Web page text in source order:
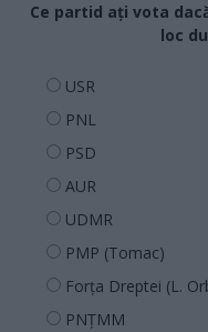
Ce partid ați vota
loc
USR
PNL
PSD
AUR
UDMR
PMP (Tomac)
Forța Dreptei (L.
PNȚMM